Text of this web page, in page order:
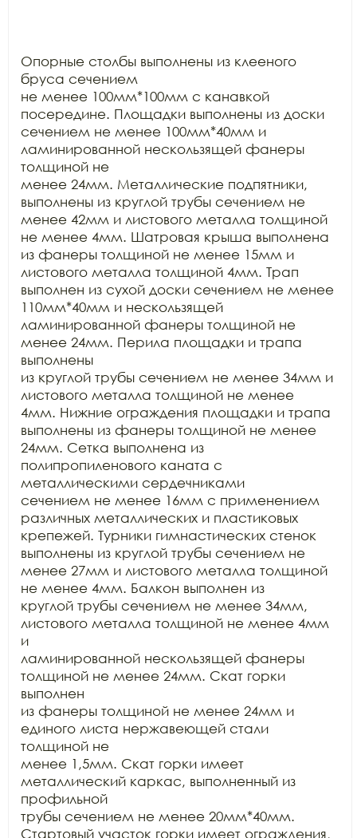
Опорные столбы выполнены из клееного
бруса сечением
не менее 100мм*100мм с канавкой
посередине. Площадки выполнены из доски
сечением не менее 100мм*40мм и
ламинированной нескользящей фанеры
толщиной не
менее 24мм. Металлические подпятники,
выполнены из круглой трубы сечением не
менее 42мм и листового металла толщиной
не менее 4мм. Шатровая крыша выполнена
из фанеры толщиной не менее 15мм и
листового металла толщиной 4мм. Трап
выполнен из сухой доски сечением не менее
110мм*40мм и нескользящей
ламинированной фанеры толщиной не
менее 24мм. Перила площадки и трапа
выполнены
из круглой трубы сечением не менее 34мм и
листового металла толщиной не менее
4мм. Нижние ограждения площадки и трапа
выполнены из фанеры толщиной не менее
24мм. Сетка выполнена из
полипропиленового каната с
металлическими сердечниками
сечением не менее 16мм с применением
различных металлических и пластиковых
крепежей. Турники гимнастических стенок
выполнены из круглой трубы сечением не
менее 27мм и листового металла толщиной
не менее 4мм. Балкон выполнен из
круглой трубы сечением не менее 34мм,
листового металла толщиной не менее 4мм
и
ламинированной нескользящей фанеры
толщиной не менее 24мм. Скат горки
выполнен
из фанеры толщиной не менее 24мм и
единого листа нержавеющей стали
толщиной не
менее 1,5мм. Скат горки имеет
металлический каркас, выполненный из
профильной
трубы сечением не менее 20мм*40мм.
Стартовый участок горки имеет ограждения,